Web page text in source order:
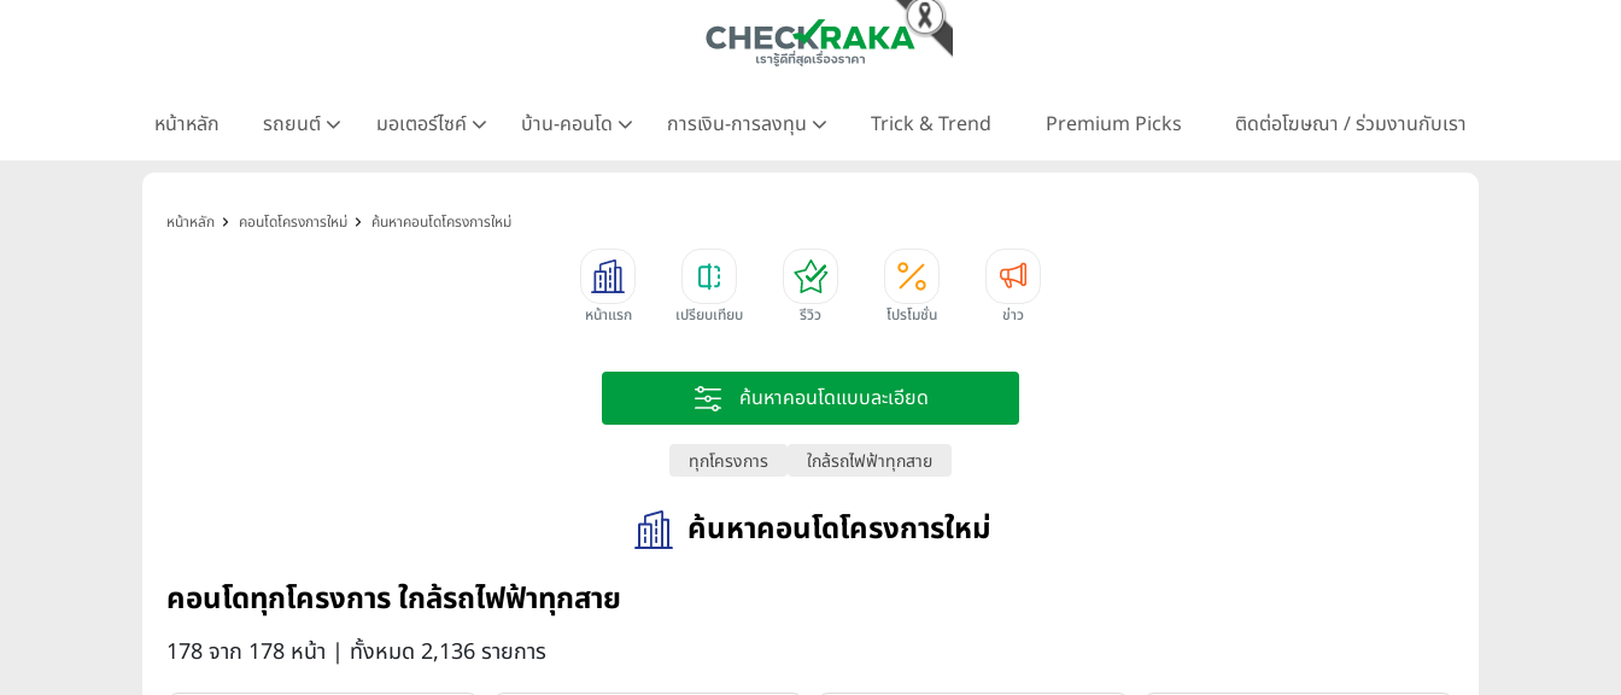
หน้าหลัก รถยนต์ มอเตอร์ไซค์ บ้าน-คอนโด การเงิน-การลงทุน Trick & Trend Premium Picks ติดต่อโฆษณา / ร่วมงานกับเรา
หน้าหลัก คอนโดโครงการใหม่ ค้นหาคอนโดโครงการใหม่
หน้าแรก เปรียบเทียบ รีวิว โปรโมชั่น ข่าว
ค้นหาคอนโดแบบละเอียด
ทุกโครงการ ใกล้รถไฟฟ้าทุกสาย
ค้นหาคอนโดโครงการใหม่
คอนโดทุกโครงการ ใกล้รถไฟฟ้าทุกสาย
178 จาก 178 หน้า | ทั้งหมด 2,136 รายการ